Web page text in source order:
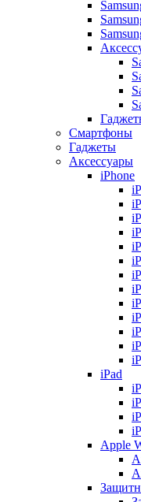
Смартфоны
Гаджеты
Аксессуары
iPhone
iPad
Apple